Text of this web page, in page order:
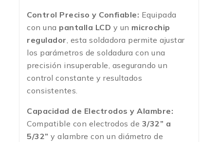
Control Preciso y Confiable: Equipada
con una pantalla LCD y un microchip
regulador , esta soldadora permite ajustar
los parámetros de soldadura con una
precisión insuperable, asegurando un
control constante y resultados
consistentes.
Capacidad de Electrodos y Alambre:
Compatible con electrodos de 3/32” a
5/32” y alambre con un diámetro de